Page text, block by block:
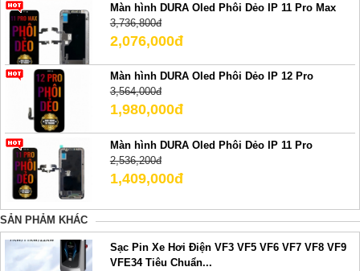
Màn hình DURA Oled Phôi Dẻo IP 11 Pro Max
3,736,800đ
2,076,000đ
Màn hình DURA Oled Phôi Dẻo IP 12 Pro
3,564,000đ
1,980,000đ
Màn hình DURA Oled Phôi Dẻo IP 11 Pro
2,536,200đ
1,409,000đ
SẢN PHẢM KHÁC
Sạc Pin Xe Hơi Điện VF3 VF5 VF6 VF7 VF8 VF9
VFE34 Tiêu Chuẩn...